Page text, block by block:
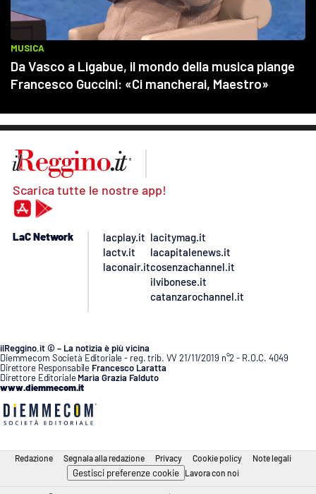
Scarica tutte le nostre app!
LaC Network
lacplay.it
lactv.it
laconair.it
lacitymag.it
lacapitalenews.it
cosenzachannel.it
ilvibonese.it
catanzarochannel.it
ilReggino.it © – La notizia è più vicina
Diemmecom Società Editoriale - reg. trib. VV 21/11/2019 n°2 - R.O.C. 4049
Direttore Responsabile Francesco Laratta
Direttore Editoriale Maria Grazia Falduto
www.diemmecom.it
Redazione Segnala alla redazione Privacy Cookie policy Note legali
Gestisci preferenze cookie Lavora con noi